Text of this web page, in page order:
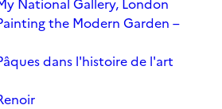
the Modern Garden –
dans l'histoire de l'art